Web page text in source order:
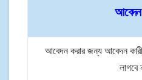
আবেদন করার জন্য আবেদন
লাগবে